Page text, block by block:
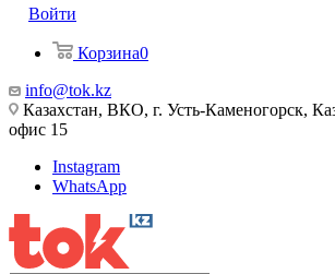
Войти
Корзина0
info@tok.kz
Казахстан, ВКО, г. Усть-Каменогорск,
офис 15
Instagram
WhatsApp